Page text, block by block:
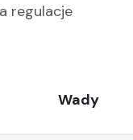
regulacje
Wady